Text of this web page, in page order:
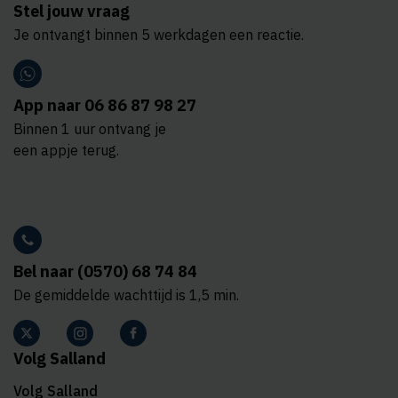
Stel jouw vraag
Je ontvangt binnen 5 werkdagen een reactie.
App naar 06 86 87 98 27
Binnen 1 uur ontvang je
een appje terug.
Bel naar (0570) 68 74 84
De gemiddelde wachttijd is 1,5 min.
Volg Salland
Volg Salland